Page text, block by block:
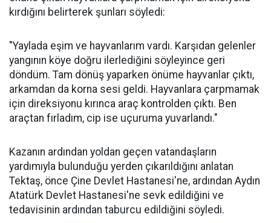
kırdığını belirterek şunları söyledi:
"Yaylada eşim ve hayvanlarım vardı. Karşıdan gelenler
yangının köye doğru ilerlediğini söyleyince geri
döndüm. Tam dönüş yaparken önüme hayvanlar çıktı,
arkamdan da korna sesi geldi. Hayvanlara çarpmamak
için direksiyonu kırınca araç kontrolden çıktı. Ben
araçtan fırladım, cip ise uçuruma yuvarlandı."
Kazanın ardından yoldan geçen vatandaşların
yardımıyla bulunduğu yerden çıkarıldığını anlatan
Tektaş, önce Çine Devlet Hastanesi'ne, ardından Aydın
Atatürk Devlet Hastanesi'ne sevk edildiğini ve
tedavisinin ardından taburcu edildiğini söyledi.